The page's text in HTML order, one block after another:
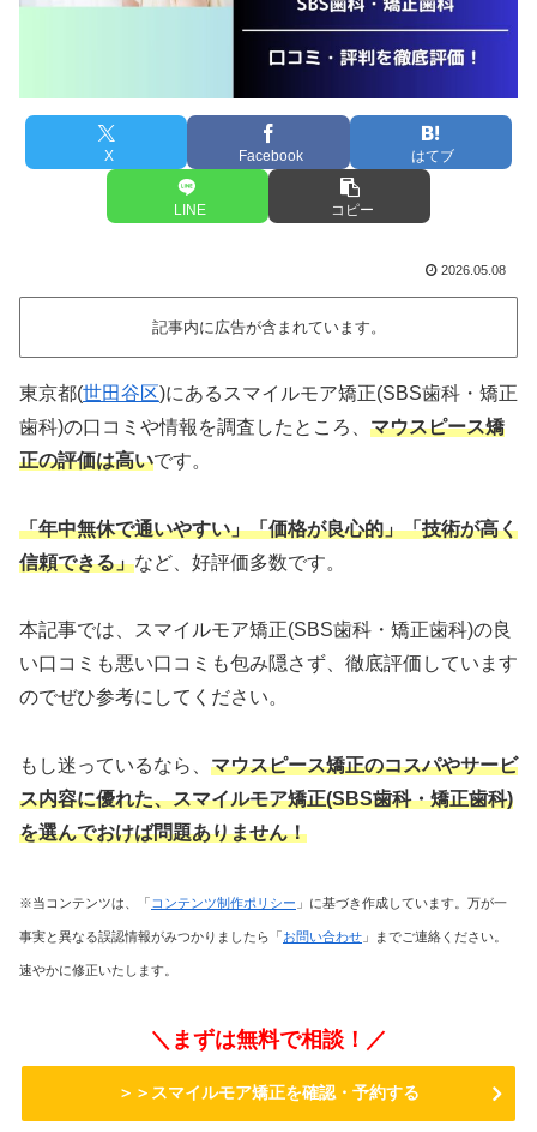
X Facebook はてブ
LINE コピー
2026.05.08
記事内に広告が含まれています。
東京都(世田谷区)にあるスマイルモア矯正(SBS歯科・矯正
歯科)の口コミや情報を調査したところ、 マウスピース矯
正の評価は高いです。
「年中無休で通いやすい」「価格が良心的」「技術が高く
信頼できる」など、好評価多数です。
本記事では、スマイルモア矯正(SBS歯科・矯正歯科)の良
い口コミも悪い口コミも包み隠さず、徹底評価しています
のでぜひ参考にしてください。
もし迷っているなら、 マウスピース矯正のコスパやサービ
ス内容に優れた、スマイルモア矯正(SBS歯科・矯正歯科)
を選んでおけば問題ありません！
※当コンテンツは、「 コンテンツ制作ポリシー 」に基づき作成しています。万が一
事実と異なる誤認情報がみつかりましたら「お問い合わせ 」までご連絡ください。
速やかに修正いたします。
＼まずは無料で相談！／
＞＞スマイルモア矯正を確認・予約する